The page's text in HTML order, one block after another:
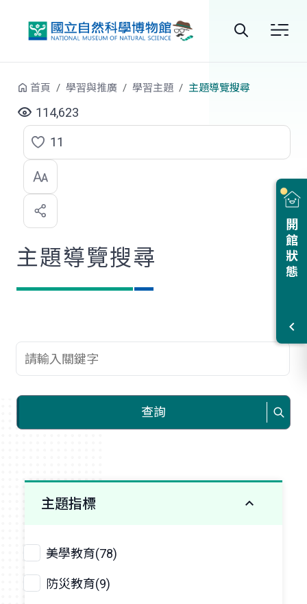
站
尋
開館狀態
首頁 學習與推廣 學習主題 主題導覽搜尋
114,623
點
選
喜
歡
11
主題導覽搜尋
查詢關鍵字
查詢
主題指標
美學教育(78)
防災教育(9)